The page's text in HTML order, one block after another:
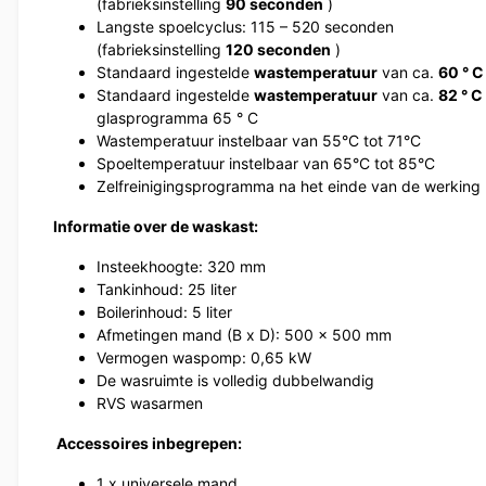
(fabrieksinstelling 90 seconden )
Langste spoelcyclus: 115 – 520 seconden
(fabrieksinstelling 120 seconden )
Standaard ingestelde wastemperatuur van ca. 60 ° C
Standaard ingestelde wastemperatuur van ca. 82 ° C
glasprogramma 65 ° C
Wastemperatuur instelbaar van 55°C tot 71°C
Spoeltemperatuur instelbaar van 65°C tot 85°C
Zelfreinigingsprogramma na het einde van de werking
Informatie over de waskast:
Insteekhoogte: 320 mm
Tankinhoud: 25 liter
Boilerinhoud: 5 liter
Afmetingen mand (B x D): 500 x 500 mm
Vermogen waspomp: 0,65 kW
De wasruimte is volledig dubbelwandig
RVS wasarmen
Accessoires inbegrepen: